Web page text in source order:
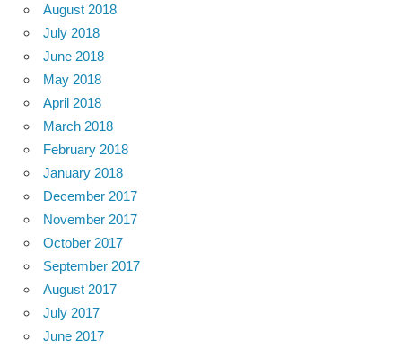
August 2018
July 2018
June 2018
May 2018
April 2018
March 2018
February 2018
January 2018
December 2017
November 2017
October 2017
September 2017
August 2017
July 2017
June 2017